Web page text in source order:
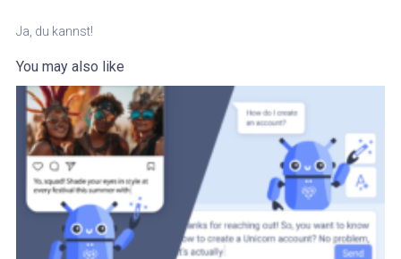
Ja, du kannst!
You may also like